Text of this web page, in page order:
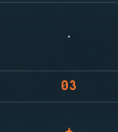
03